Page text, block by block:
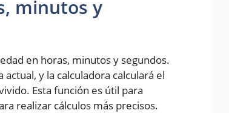
minutos y
en horas, minutos y segundos.
y la calculadora calculará el
Esta función es útil para
realizar cálculos más precisos.